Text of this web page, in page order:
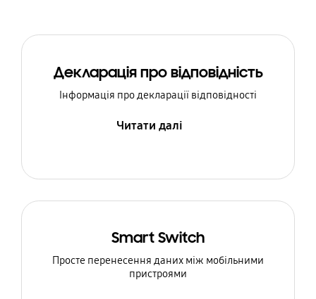
Декларація про відповідність
Інформація про декларації відповідності
Читати далі
Smart Switch
Просте перенесення даних між мобільними
пристроями